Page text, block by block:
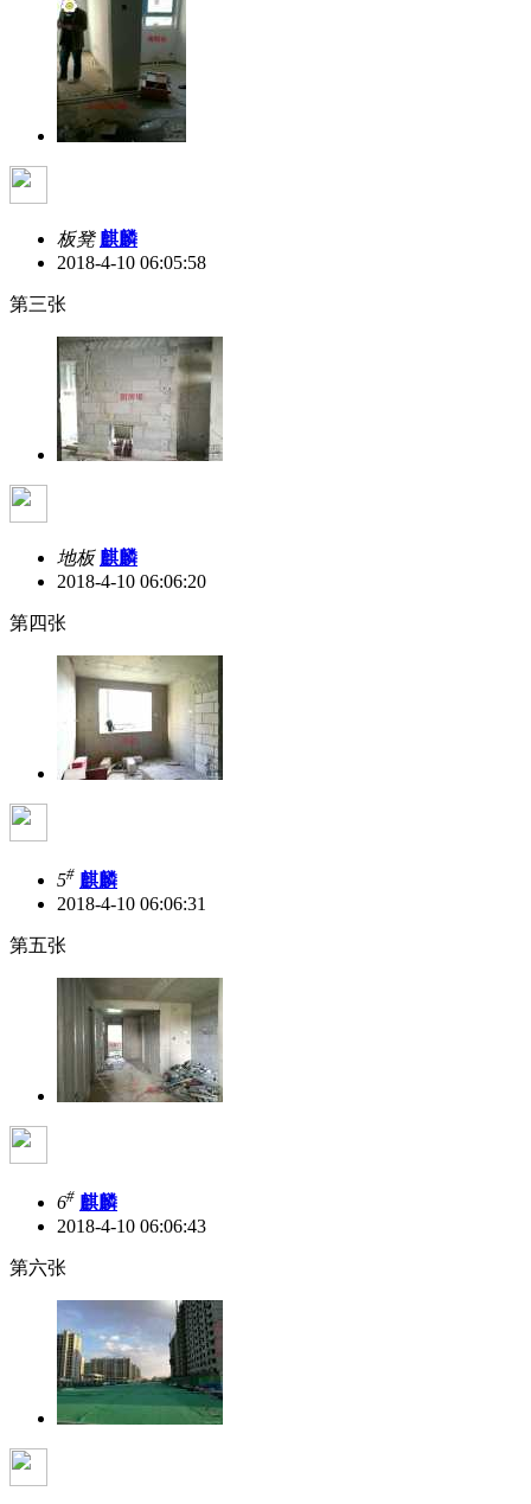
板凳 麒麟
2018-4-10 06:05:58
第三张
地板 麒麟
2018-4-10 06:06:20
第四张
5# 麒麟
2018-4-10 06:06:31
第五张
6# 麒麟
2018-4-10 06:06:43
第六张